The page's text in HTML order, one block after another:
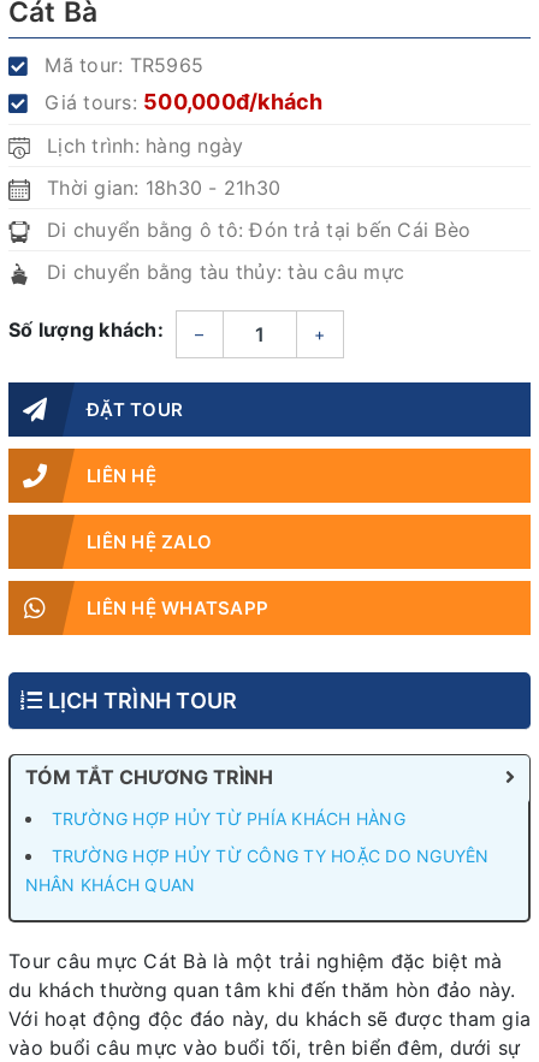
Cát Bà
Mã tour: TR5965
Giá tours: 500,000đ/khách
Lịch trình: hàng ngày
Thời gian: 18h30 - 21h30
Di chuyển bằng ô tô: Đón trả tại bến Cái Bèo
Di chuyển bằng tàu thủy: tàu câu mực
Số lượng khách: – +
ĐẶT TOUR
LIÊN HỆ
LIÊN HỆ ZALO
LIÊN HỆ WHATSAPP
LỊCH TRÌNH TOUR
TÓM TẮT CHƯƠNG TRÌNH
TRƯỜNG HỢP HỦY TỪ PHÍA KHÁCH HÀNG
TRƯỜNG HỢP HỦY TỪ CÔNG TY HOẶC DO NGUYÊN
NHÂN KHÁCH QUAN
Tour câu mực Cát Bà là một trải nghiệm đặc biệt mà
du khách thường quan tâm khi đến thăm hòn đảo này.
Với hoạt động độc đáo này, du khách sẽ được tham gia
vào buổi câu mực vào buổi tối, trên biển đêm, dưới sự